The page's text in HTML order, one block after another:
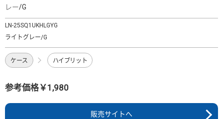
レー/G
LN-25SQ1UKHLGYG
ライトグレー/G
ケース ハイブリット
参考価格￥1,980
販売サイトへ